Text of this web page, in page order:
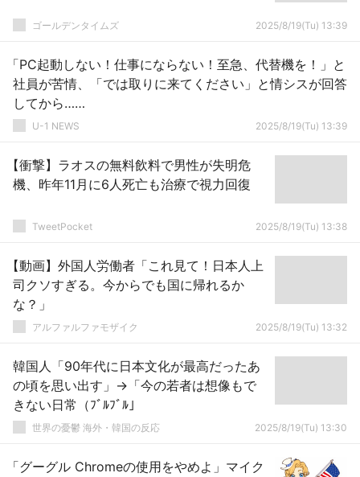
ゴールデンタイムズ 2025/8/19(Tu) 13:39
「PC起動しない！仕事にならない！至急、代替機を！」と
社員が苦情、「では取りに来てください」と情シスが回答
してから……
U-1 NEWS 2025/8/19(Tu) 13:39
【衝撃】ラオスの無料飲料で男性が失明危
機、昨年11月に6人死亡も治療で視力回復
TweetPocket 2025/8/19(Tu) 13:38
【動画】外国人労働者「これ見て！日本人上
司クソすぎる。今からでも国に帰れるか
な？」
アルファルファモザイク 2025/8/19(Tu) 13:32
韓国人「90年代に日本文化が最高だったあ
の頃を思い出す」→「今の若者は想像もで
きない日常（ﾌﾞﾙﾌﾞﾙ」
世界の憂鬱 海外・韓国の反応 2025/8/19(Tu) 13:30
「グーグル Chromeの使用をやめよ」マイク